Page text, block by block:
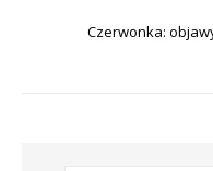
Czerwonka: